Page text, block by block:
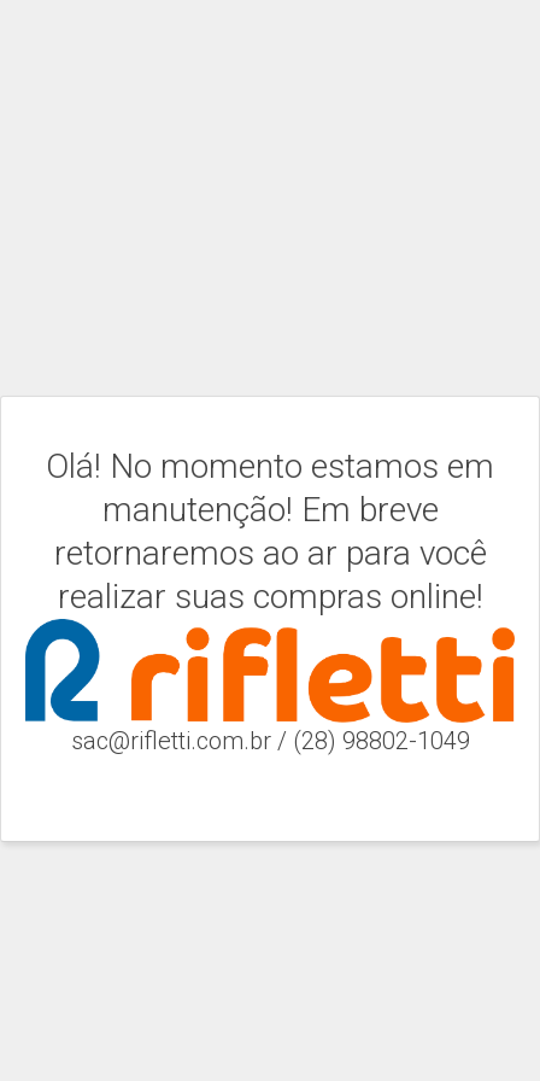
Olá! No momento estamos em
manutenção! Em breve
retornaremos ao ar para você
realizar suas compras online!
sac@rifletti.com.br / (28) 98802-1049